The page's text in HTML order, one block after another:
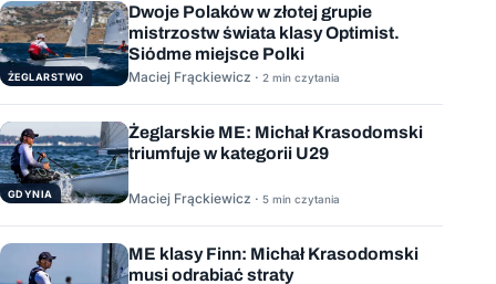
ŻEGLARSTWO
Dwoje Polaków w złotej grupie
mistrzostw świata klasy Optimist.
Siódme miejsce Polki
Maciej Frąckiewicz · 2 min czytania
GDYNIA
Żeglarskie ME: Michał Krasodomski
triumfuje w kategorii U29
Maciej Frąckiewicz · 5 min czytania
ME klasy Finn: Michał Krasodomski
musi odrabiać straty